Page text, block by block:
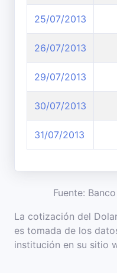
25/07/2013
26/07/2013
29/07/2013
30/07/2013
31/07/2013
Fuente:
La cotización del
es tomada de los
institución en su sitio